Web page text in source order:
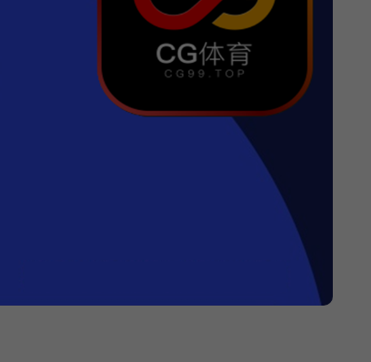
完结
我家的英雄剧版
3.0 佐佐木藏之介/斋藤飞鸟/木村多江/高桥恭平/吉田荣作/音尾琢真/渊上泰史/内藤秀一郎/
白色巨塔
Shiroi Kyotou/The Ivory Tower/
Doctor EGGS～研修医・蚁原凉平～